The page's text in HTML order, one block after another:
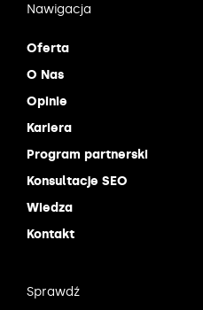
Nawigacja
Oferta
O Nas
Opinie
Kariera
Program partnerski
Konsultacje SEO
Wiedza
Kontakt
Sprawdź